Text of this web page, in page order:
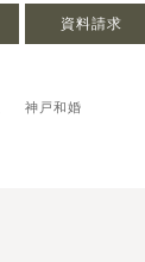
資料請求
神戸和婚